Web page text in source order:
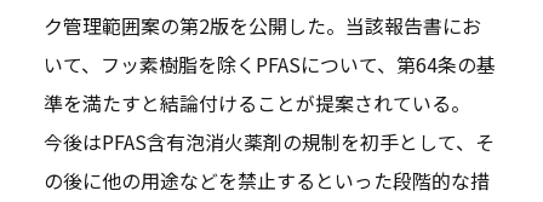
ク管理範囲案の第2版を公開した。当該報告書にお
いて、フッ素樹脂を除くPFASについて、第64条の基
準を満たすと結論付けることが提案されている。
今後はPFAS含有泡消火薬剤の規制を初手として、そ
の後に他の用途などを禁止するといった段階的な措